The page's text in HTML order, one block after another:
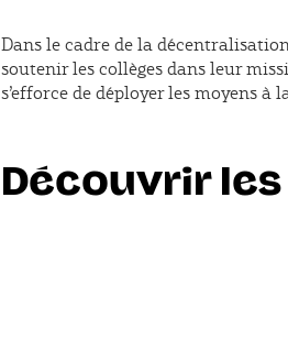
Dans le cadre de la
soutenir les collèges dans leur
s’efforce de déployer les moyens
Découvrir